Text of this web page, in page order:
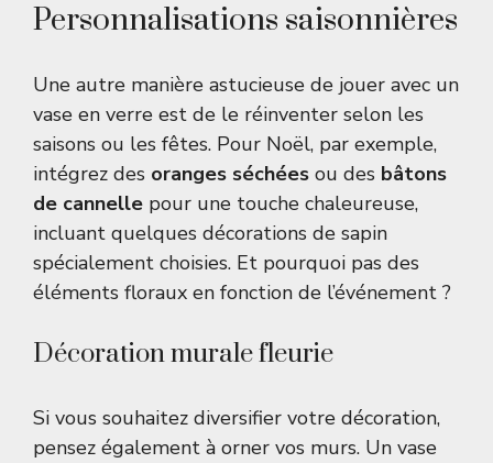
Personnalisations saisonnières
Une autre manière astucieuse de jouer avec un
vase en verre est de le réinventer selon les
saisons ou les fêtes. Pour Noël, par exemple,
intégrez des oranges séchées ou des bâtons
de cannelle pour une touche chaleureuse,
incluant quelques décorations de sapin
spécialement choisies. Et pourquoi pas des
éléments floraux en fonction de l’événement ?
Décoration murale fleurie
Si vous souhaitez diversifier votre décoration,
pensez également à orner vos murs. Un vase